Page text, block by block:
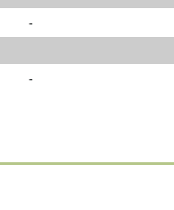
-
-